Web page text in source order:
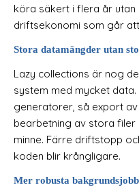
köra säkert i flera år
driftsekonomi som går
Stora datamängder utan
Lazy collections är nog
system med mycket data.
generatorer, så export
bearbetning av stora
minne. Färre driftstopp
koden blir krångligare.
Mer robusta